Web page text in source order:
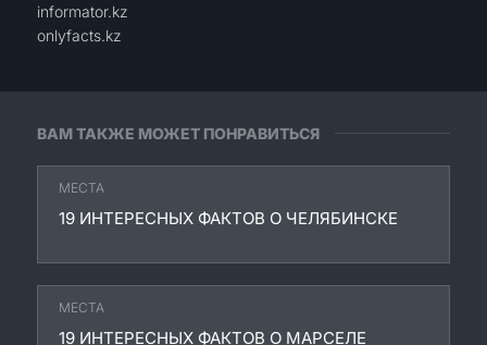
ВАМ ТАКЖЕ МОЖЕТ ПОНРАВИТЬСЯ
МЕСТА
19 ИНТЕРЕСНЫХ ФАКТОВ О ЧЕЛЯБИНСКЕ
МЕСТА
19 ИНТЕРЕСНЫХ ФАКТОВ О МАРСЕЛЕ
informator.kz
onlyfacts.kz